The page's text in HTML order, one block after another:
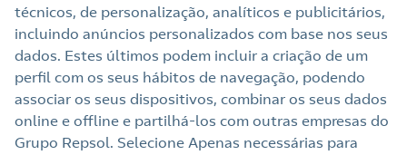
Links Úteis
Nota legal
Política de privacidade
técnicos, de personalização, analíticos e publicitários,
incluindo anúncios personalizados com base nos seus
dados. Estes últimos podem incluir a criação de um
perfil com os seus hábitos de navegação, podendo
associar os seus dispositivos, combinar os seus dados
online e offline e partilhá‑los com outras empresas do
Grupo Repsol. Selecione Apenas necessárias para